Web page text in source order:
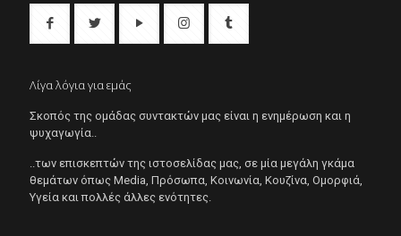
Λίγα λόγια για εμάς
Σκοπός της ομάδας συντακτών μας είναι η ενημέρωση και η
ψυχαγωγία..
..των επισκεπτών της ιστοσελίδας μας, σε μία μεγάλη γκάμα
θεμάτων όπως Μedia, Πρόσωπα, Κοινωνία, Κουζίνα, Ομορφιά,
Υγεία και πολλές άλλες ενότητες.